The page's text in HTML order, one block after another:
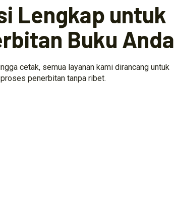
Lengkap untuk
Buku Anda
cetak, semua layanan kami dirancang untuk
penerbitan tanpa ribet.